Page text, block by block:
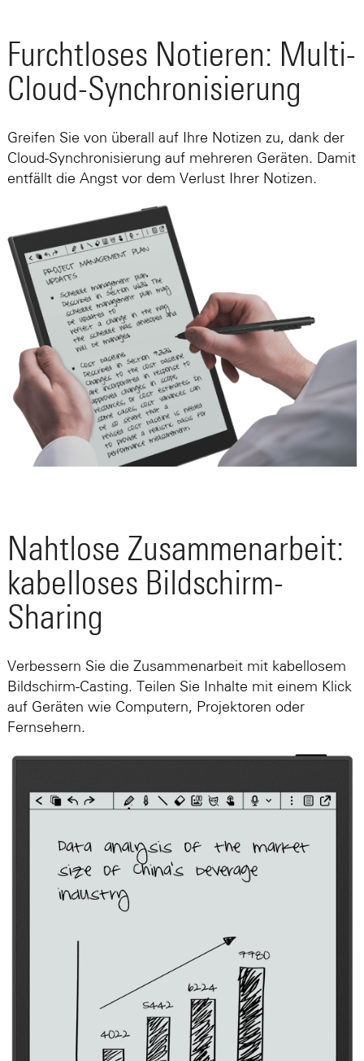
Furchtloses Notieren: Multi-
Cloud-Synchronisierung
Greifen Sie von überall auf Ihre Notizen zu, dank der
Cloud-Synchronisierung auf mehreren Geräten. Damit
entfällt die Angst vor dem Verlust Ihrer Notizen.
Nahtlose Zusammenarbeit:
kabelloses Bildschirm-
Sharing
Verbessern Sie die Zusammenarbeit mit kabellosem
Bildschirm-Casting. Teilen Sie Inhalte mit einem Klick
auf Geräten wie Computern, Projektoren oder
Fernsehern.